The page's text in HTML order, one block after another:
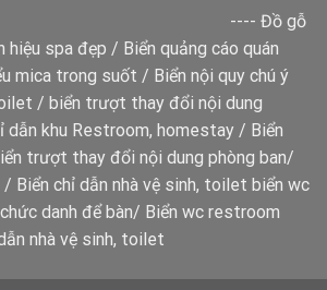
---- Đồ gỗ
hiệu spa đẹp / Biển quảng cáo quán
mica trong suốt / Biển nội quy chú ý
/ biển trượt thay đổi nội dung
dẫn khu Restroom, homestay / Biển
trượt thay đổi nội dung phòng ban/
/ Biển chỉ dẫn nhà vệ sinh, toilet biển wc
danh để bàn/ Biển wc restroom
nhà vệ sinh, toilet